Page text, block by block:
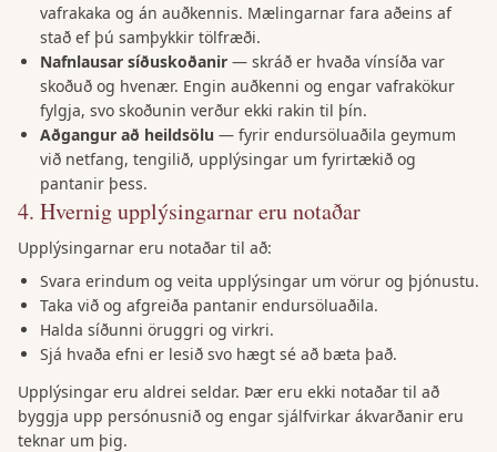
vafrakaka og án auðkennis. Mælingarnar fara aðeins af
stað ef þú samþykkir tölfræði.
Nafnlausar síðuskoðanir — skráð er hvaða vínsíða var
skoðuð og hvenær. Engin auðkenni og engar vafrakökur
fylgja, svo skoðunin verður ekki rakin til þín.
Aðgangur að heildsölu — fyrir endursöluaðila geymum
við netfang, tengilið, upplýsingar um fyrirtækið og
pantanir þess.
4. Hvernig upplýsingarnar eru notaðar
Upplýsingarnar eru notaðar til að:
Svara erindum og veita upplýsingar um vörur og þjónustu.
Taka við og afgreiða pantanir endursöluaðila.
Halda síðunni öruggri og virkri.
Sjá hvaða efni er lesið svo hægt sé að bæta það.
Upplýsingar eru aldrei seldar. Þær eru ekki notaðar til að
byggja upp persónusnið og engar sjálfvirkar ákvarðanir eru
teknar um þig.